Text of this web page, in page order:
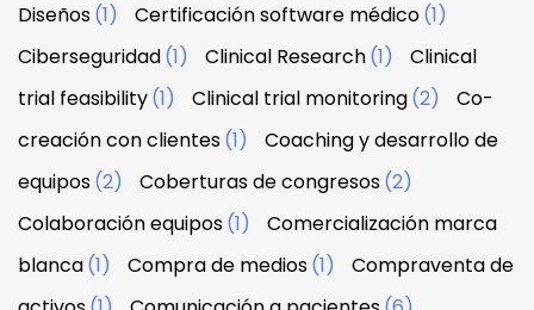
Diseños(1) Certificación software médico(1)
Ciberseguridad(1) Clinical Research(1)
Clinical
trial feasibility(1) Clinical trial monitoring(2)
Co-
creación con clientes(1)
Coaching y desarrollo de
equipos(2) Coberturas de congresos(2)
Colaboración equipos(1)
Comercialización marca
blanca(1) Compra de medios(1)
Compraventa de